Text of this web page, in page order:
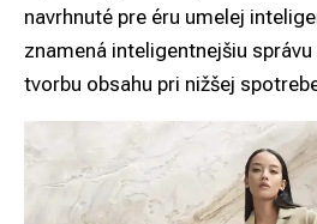
navrhnuté pre éru umelej
znamená inteligentnejšiu
tvorbu obsahu pri nižšej